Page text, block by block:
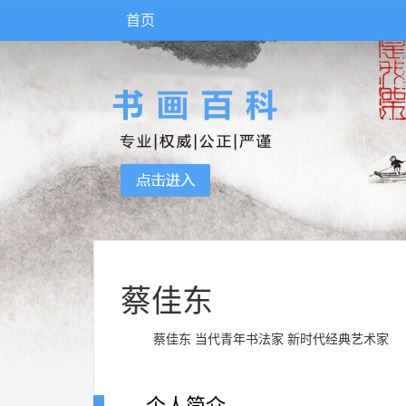
首页
蔡佳东
蔡佳东 当代青年书法家 新时代经典艺术家